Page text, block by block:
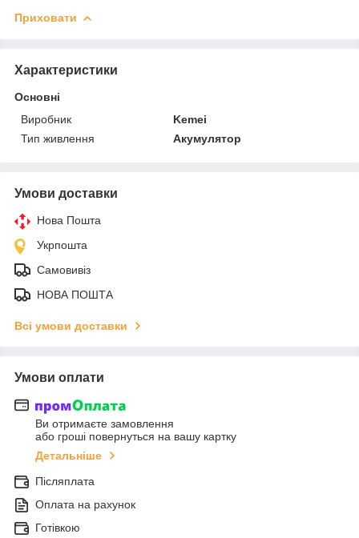
Приховати
Характеристики
Основні
Виробник
Kemei
Тип живлення
Акумулятор
Умови доставки
Нова Пошта
Укрпошта
Самовивіз
НОВА ПОШТА
Всі умови доставки
Умови оплати
Ви отримаєте замовлення
або гроші повернуться на вашу картку
Детальніше
Післяплата
Оплата на рахунок
Готівкою